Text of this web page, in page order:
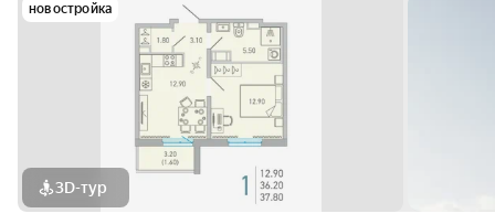
новостройка
3D-тур